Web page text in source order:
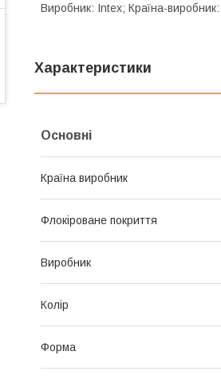
Виробник: Intex; Країна-
Характеристики
Основні
Країна виробник
Флокіроване покриття
Виробник
Колір
Форма